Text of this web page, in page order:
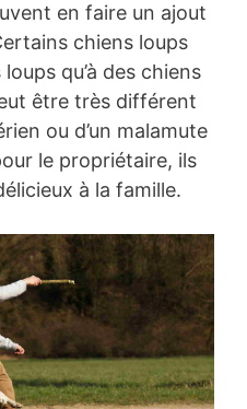
en faire un ajout
chiens loups
qu’à des chiens
être très différent
ou d’un malamute
le propriétaire, ils
à la famille.